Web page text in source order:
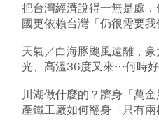
把台灣經濟說得一無是處
國更依賴台灣「仍很需要我
天氣／白海豚颱風遠離，
光、高溫36度又來…何時
川湖做什麼的？躋身「萬
產鐵工廠如何翻身「只有